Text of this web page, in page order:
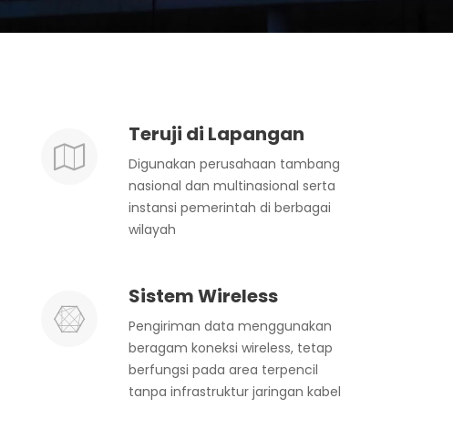
Teruji di Lapangan
Digunakan perusahaan tambang
nasional dan multinasional serta
instansi pemerintah di berbagai
wilayah
Sistem Wireless
Pengiriman data menggunakan
beragam koneksi wireless, tetap
berfungsi pada area terpencil
tanpa infrastruktur jaringan kabel